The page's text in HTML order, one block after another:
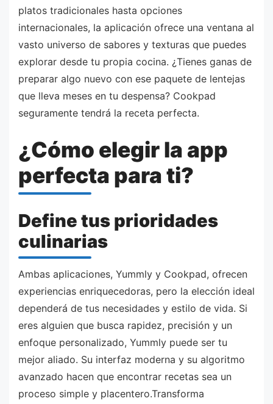
platos tradicionales hasta opciones
internacionales, la aplicación ofrece una ventana al
vasto universo de sabores y texturas que puedes
explorar desde tu propia cocina. ¿Tienes ganas de
preparar algo nuevo con ese paquete de lentejas
que lleva meses en tu despensa? Cookpad
seguramente tendrá la receta perfecta.
¿Cómo elegir la app
perfecta para ti?
Define tus prioridades
culinarias
Ambas aplicaciones, Yummly y Cookpad, ofrecen
experiencias enriquecedoras, pero la elección ideal
dependerá de tus necesidades y estilo de vida. Si
eres alguien que busca rapidez, precisión y un
enfoque personalizado, Yummly puede ser tu
mejor aliado. Su interfaz moderna y su algoritmo
avanzado hacen que encontrar recetas sea un
proceso simple y placentero.Transforma